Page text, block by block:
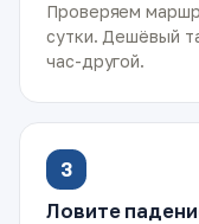
Проверяем
сутки. Дешёвый
час-другой.
3
Ловите